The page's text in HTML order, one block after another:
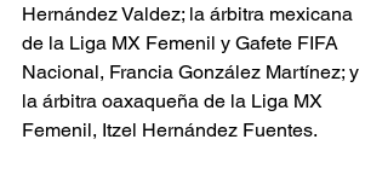
Hernández Valdez; la árbitra mexicana
de la Liga MX Femenil y Gafete FIFA
Nacional, Francia González Martínez; y
la árbitra oaxaqueña de la Liga MX
Femenil, Itzel Hernández Fuentes.